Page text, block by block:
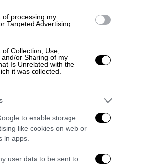
of processing my
Targeted Advertising.
Collection, Use,
and/or Sharing of my
Is Unrelated with the
it was collected.
to enable storage
like cookies on web or
in apps.
user data to be sent to
σίγουρο είναι επειδή
σε αυτήν τη σειρά, που
τι εννοώ οι
σημαντικά άτομα, και με
βρίσκουν ενδεχομένως και
είτε αυτοί είτε οι
συνδέονται μαζί τους.
θα είναι απροσδόκητα, δεν